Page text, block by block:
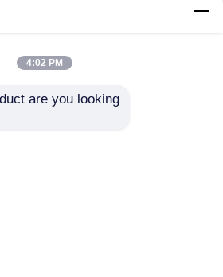
Prefabrikasi
4:02 PM
are you looking